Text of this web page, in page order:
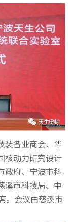
装备业商会、华
核动力研究设计
政府、宁波市科
溪市科技局、中
。会议由慈溪市